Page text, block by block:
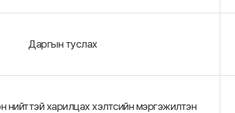
Даргын туслах
нийттэй харилцах хэлтсийн мэргэжилтэн